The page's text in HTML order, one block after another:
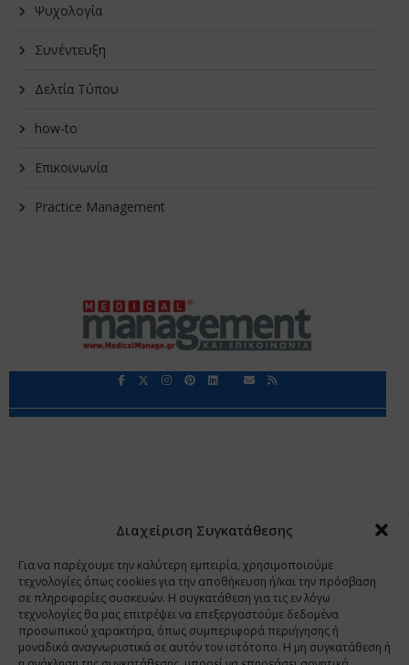
Διαχείριση Συγκατάθεσης
Για να παρέχουμε την καλύτερη εμπειρία, χρησιμοποιούμε
τεχνολογίες όπως cookies για την αποθήκευση ή/και την πρόσβαση
σε πληροφορίες συσκευών. Η συγκατάθεση για τις εν λόγω
τεχνολογίες θα μας επιτρέψει να επεξεργαστούμε δεδομένα
προσωπικού χαρακτήρα, όπως συμπεριφορά περιήγησης ή
μοναδικά αναγνωριστικά σε αυτόν τον ιστότοπο. Η μη συγκατάθεση ή
Ψυχολογία
Συνέντευξη
Δελτία Τύπου
how-to
Επικοινωνία
Practice Management
Copyright 2009 - 2026 © Χαραμή Α.Ε.
www.PharmaManage.gr • www.HealthExpo.gr • www.YO.gr
•
www.GreekShares.com • www.eLearning-